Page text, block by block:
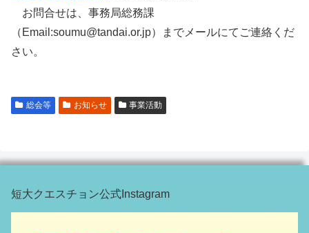
お問合せは、事務局総務課
（Email:soumu@tandai.or.jp）までメールにてご連絡くだ
さい。
総会等 お知らせ 事業活動
短大クエスチョン公式Instagram